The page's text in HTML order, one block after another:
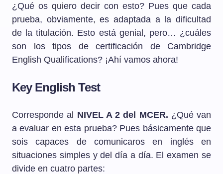
¿Qué os quiero decir con esto? Pues que cada
prueba, obviamente, es adaptada a la dificultad
de la titulación. Esto está genial, pero… ¿cuáles
son los tipos de certificación de Cambridge
English Qualifications? ¡Ahí vamos ahora!
Key English Test
Corresponde al NIVEL A 2 del MCER. ¿Qué van
a evaluar en esta prueba? Pues básicamente que
sois capaces de comunicaros en inglés en
situaciones simples y del día a día. El examen se
divide en cuatro partes: